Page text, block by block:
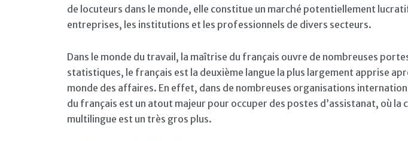
de locuteurs dans le monde, elle constitue un marché potentiellement
entreprises, les institutions et les professionnels de divers secteurs.
Dans le monde du travail, la maîtrise du français ouvre de nombreuses
statistiques, le français est la deuxième langue la plus largement apprise
monde des affaires. En effet, dans de nombreuses organisations
du français est un atout majeur pour occuper des postes d’assistanat, où la
multilingue est un très gros plus.